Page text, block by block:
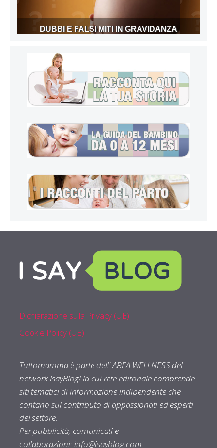
DUBBI E FALSI MITI IN GRAVIDANZA
Dichiarazione sulla Privacy (UE)
Cookie Policy (UE)
Tuttomamma è parte dell' AREA WELLNESS del
network IsayBlog! la cui rete editoriale comprende
siti tematici di informazione indipendente che
contano sul contributo di appassionati ed esperti
del settore.
Per pubblicità, comunicati e
collaborazioni:info@isayblog.com